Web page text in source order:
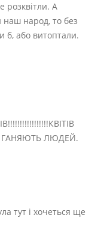
розквітли. А
наш народ, то без
б, або витоптали.
ГАНЯЮТЬ ЛЮДЕЙ.
тут і хочеться ще